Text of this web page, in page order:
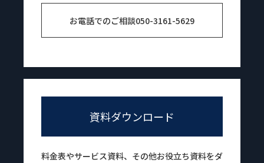
お電話でのご相談050-3161-5629
資料ダウンロード
料金表やサービス資料、その他お役立ち資料をダ